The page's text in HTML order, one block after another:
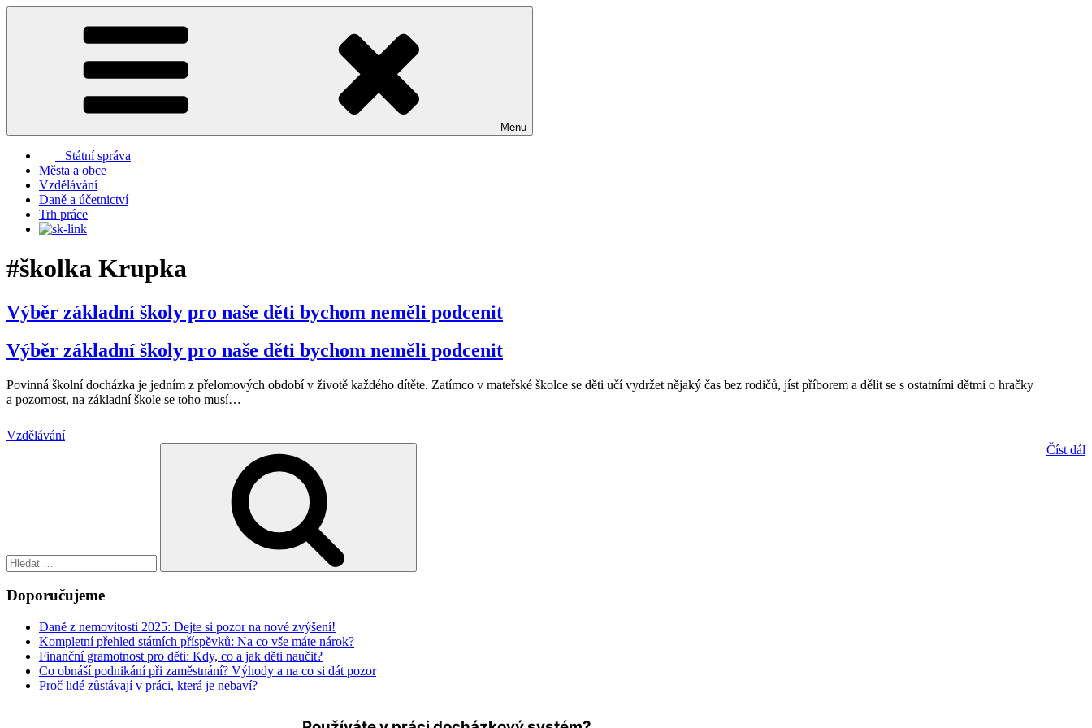
Přejít
Menu
Státní správa
Města a obce
Vzdělávání
Daně a účetnictví
Trh práce
#školka Krupka
Výběr základní školy pro naše děti bychom neměli podcenit
Výběr základní školy pro naše děti bychom neměli podcenit
Povinná školní docházka je jedním z přelomových období v životě každého dítěte. Zatímco v mateřské školce se děti učí vydržet nějaký čas bez rodičů, jíst příborem a dělit se s ostatními dětmi o hračky
a pozornost, na základní škole se toho musí…
Vzdělávání
Číst dál
Doporučujeme
Daně z nemovitosti 2025: Dejte si pozor na nové zvýšení!
Kompletní přehled státních příspěvků: Na co vše máte nárok?
Finanční gramotnost pro děti: Kdy, co a jak děti naučit?
Co obnáší podnikání při zaměstnání? Výhody a na co si dát pozor
Proč lidé zůstávají v práci, která je nebaví?